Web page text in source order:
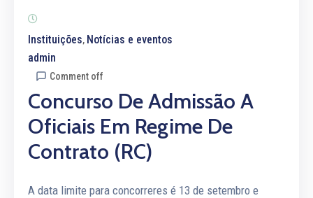
Instituições‚ Notícias e eventos
admin
Comment off
Concurso De Admissão A
Oficiais Em Regime De
Contrato (RC)
A data limite para concorreres é 13 de setembro e